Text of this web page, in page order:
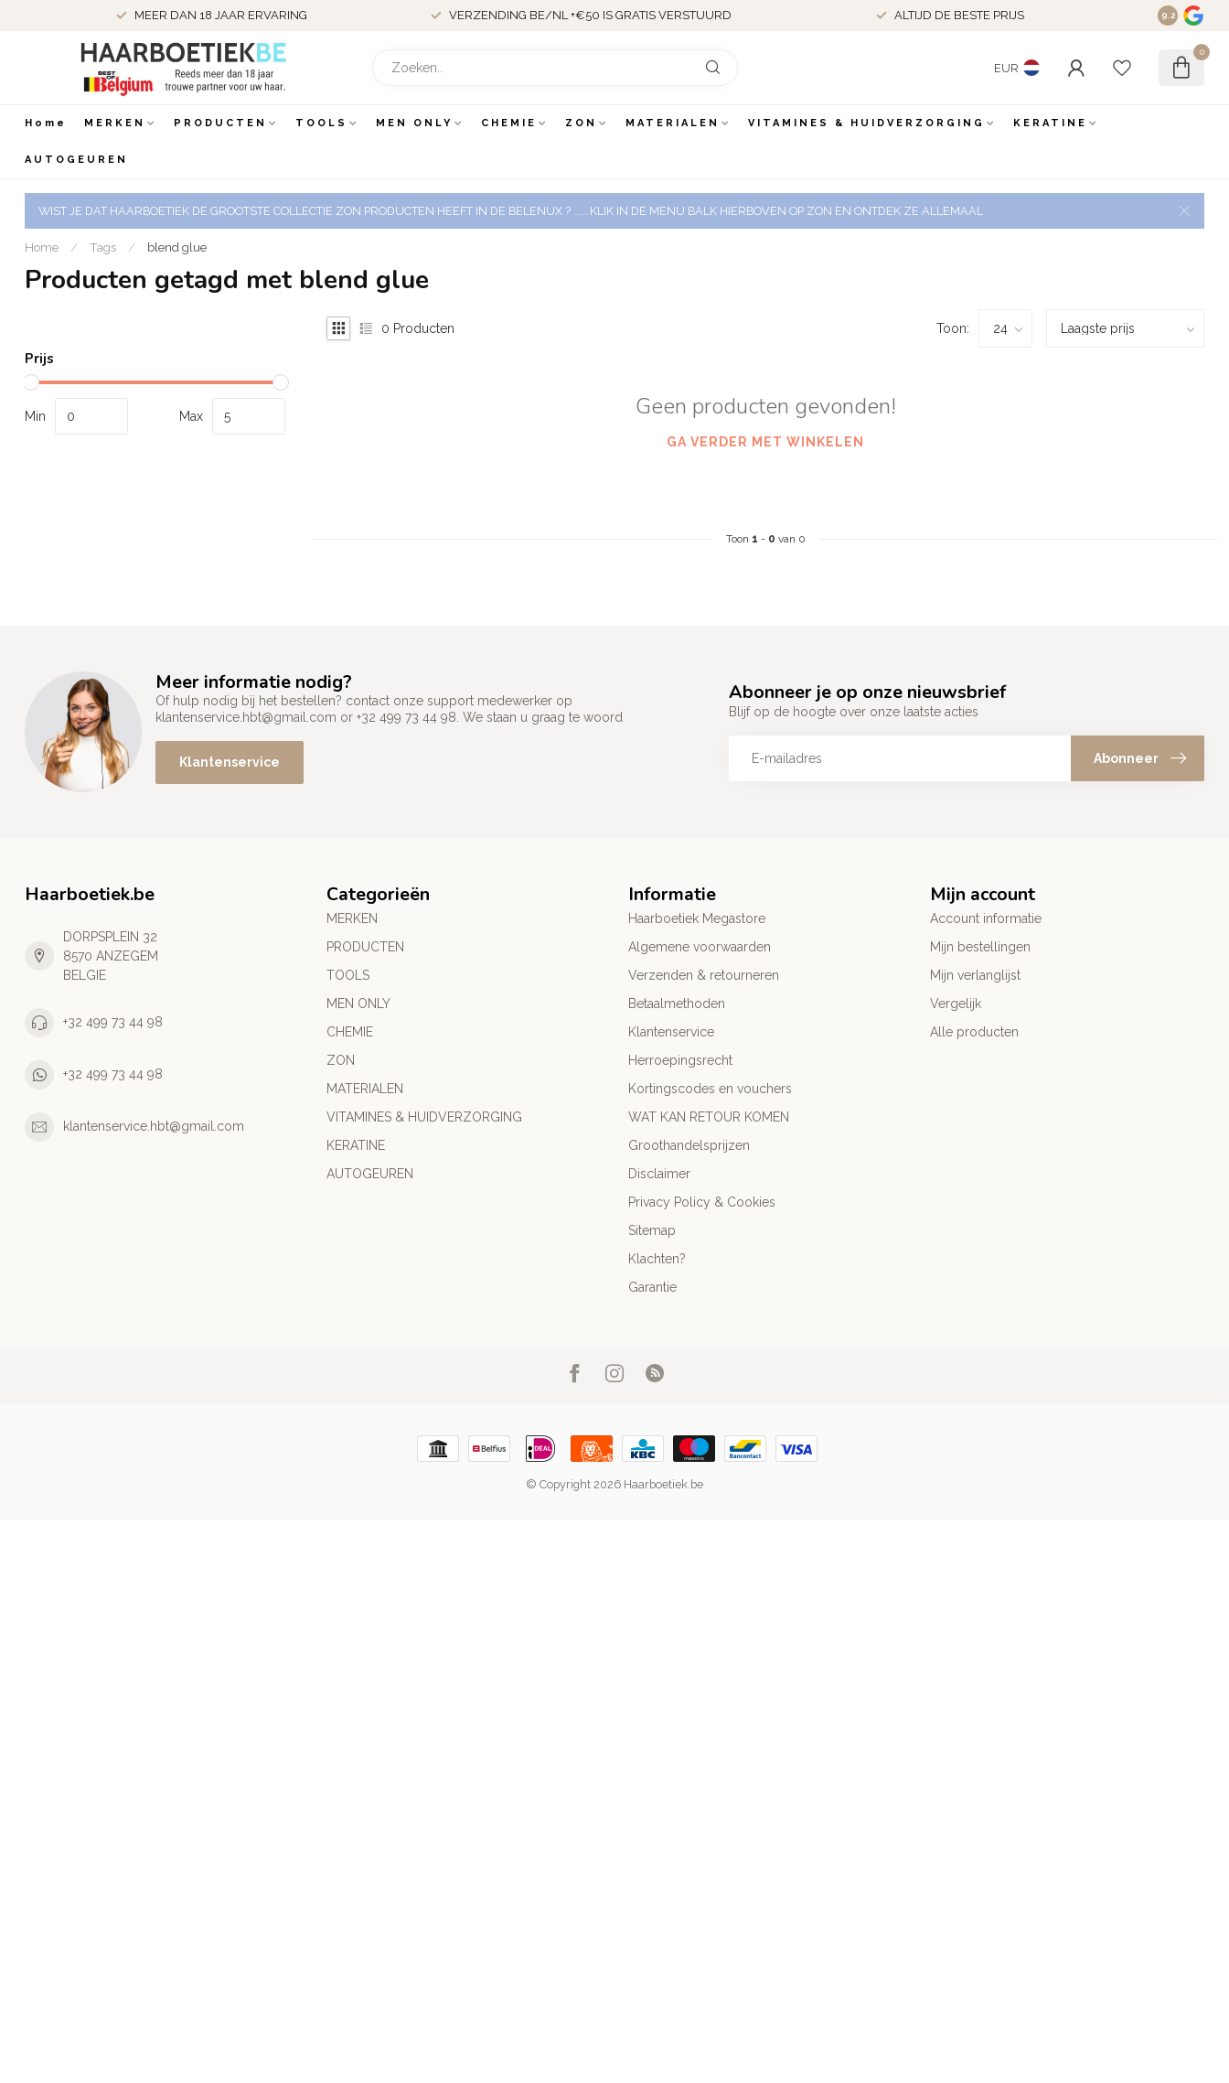
MEER DAN 18 JAAR ERVARING VERZENDING BE/NL +€50 IS GRATIS VERSTUURD ALTIJD DE BESTE PRIJS 9.2
EUR
0
Home MERKEN PRODUCTEN TOOLS MEN ONLY CHEMIE ZON MATERIALEN VITAMINES & HUIDVERZORGING KERATINE
AUTOGEUREN
WIST JE DAT HAARBOETIEK DE GROOTSTE COLLECTIE ZON PRODUCTEN HEEFT IN DE BELENUX ? ..... KLIK IN DE MENU BALK HIERBOVEN OP ZON EN ONTDEK ZE ALLEMAAL
Home / Tags / blend glue
Producten getagd met blend glue
Prijs
Min Max
0 Producten Toon:
Geen producten gevonden!
GA VERDER MET WINKELEN
Toon 1 - 0 van 0
Meer informatie nodig?
Of hulp nodig bij het bestellen? contact onze support medewerker op
klantenservice.hbt@gmail.com or +32 499 73 44 98. We staan u graag te woord
Klantenservice
Abonneer je op onze nieuwsbrief
Blijf op de hoogte over onze laatste acties
Abonneer
Haarboetiek.be
DORPSPLEIN 32
8570 ANZEGEM
BELGIE
+32 499 73 44 98
+32 499 73 44 98
klantenservice.hbt@gmail.com
Categorieën
MERKEN
PRODUCTEN
TOOLS
MEN ONLY
CHEMIE
ZON
MATERIALEN
VITAMINES & HUIDVERZORGING
KERATINE
AUTOGEUREN
Informatie
Haarboetiek Megastore
Algemene voorwaarden
Verzenden & retourneren
Betaalmethoden
Klantenservice
Herroepingsrecht
Kortingscodes en vouchers
WAT KAN RETOUR KOMEN
Groothandelsprijzen
Disclaimer
Privacy Policy & Cookies
Sitemap
Klachten?
Garantie
Mijn account
Account informatie
Mijn bestellingen
Mijn verlanglijst
Vergelijk
Alle producten
© Copyright 2026 Haarboetiek.be